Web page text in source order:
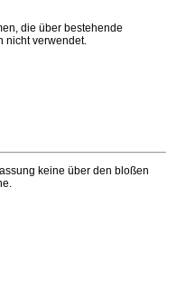
die über bestehende
nicht verwendet.
keine über den bloßen